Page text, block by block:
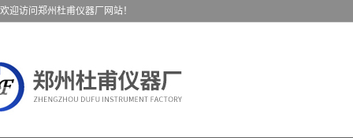
欢迎访问郑州杜甫仪器厂网站！